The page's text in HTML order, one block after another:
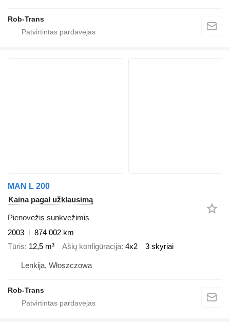
Rob-Trans
MAN L 200
Kaina pagal užklausimą
Pienovežis sunkvežimis
2003
874 002 km
Tūris 12,5 m³ Ašių konfigūracija 4x2 3 skyriai
Lenkija, Włoszczowa
Rob-Trans